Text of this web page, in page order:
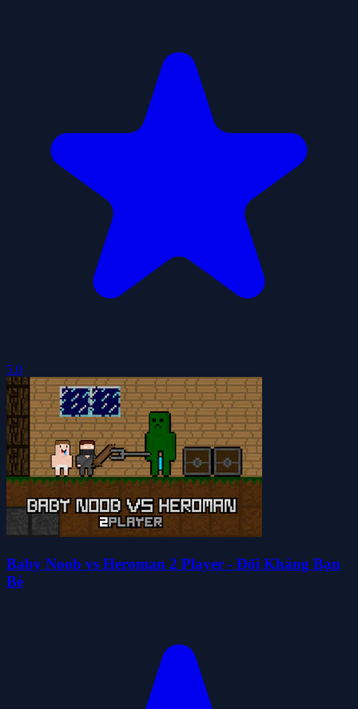
5.0
Baby Noob vs Heroman 2 Player - Đối Kháng Bạn
Bè